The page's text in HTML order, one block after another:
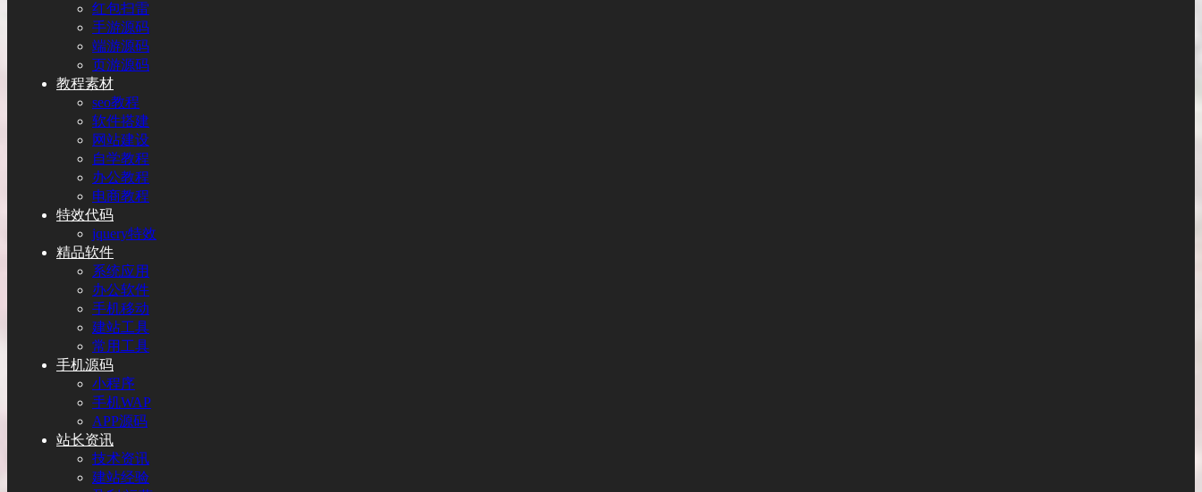
红包扫雷
手游源码
端游源码
页游源码
教程素材
seo教程
软件搭建
网站建设
自学教程
办公教程
电商教程
特效代码
jquery特效
精品软件
系统应用
办公软件
手机移动
建站工具
常用工具
手机源码
小程序
手机WAP
APP源码
站长资讯
技术资讯
建站经验